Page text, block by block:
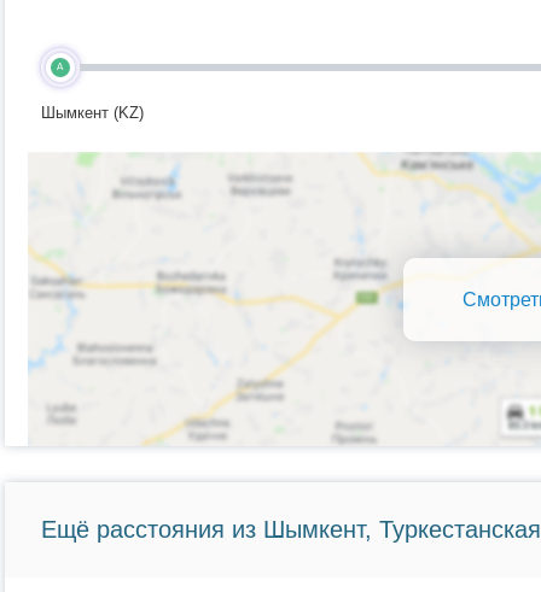
A
Шымкент (KZ)
Ещё расстояния из Шымкент,